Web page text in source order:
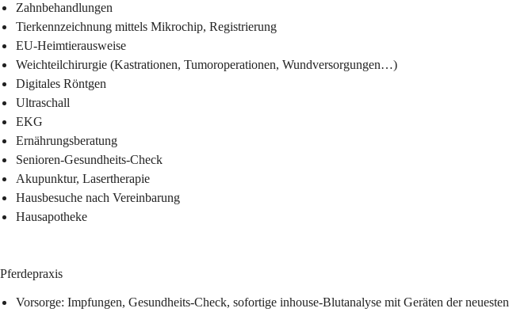
Zahnbehandlungen
Tierkennzeichnung mittels Mikrochip, Registrierung
EU-Heimtierausweise
Weichteilchirurgie (Kastrationen, Tumoroperationen, Wundversorgungen…)
Digitales Röntgen
Ultraschall
EKG
Ernährungsberatung
Senioren-Gesundheits-Check
Akupunktur, Lasertherapie
Hausbesuche nach Vereinbarung
Hausapotheke
Pferdepraxis
Vorsorge: Impfungen, Gesundheits-Check, sofortige inhouse-Blutanalyse mit Geräten der neuesten